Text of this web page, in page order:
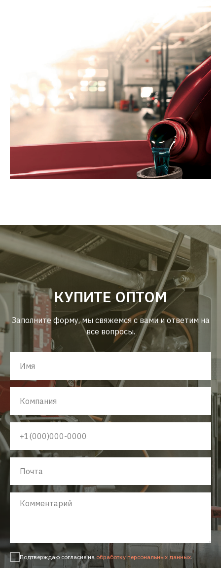
КУПИТЕ ОПТОМ
Заполните форму, мы свяжемся с вами и ответим на
все вопросы.
Подтверждаю согласие на обработку персональных данных